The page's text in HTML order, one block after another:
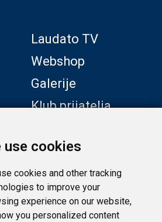
use cookies
cookies and other tracking
to improve your
experience on our website,
you personalized content
Laudato TV
Webshop
Galerije
Klub prijatelja
|Uvjeti i privatnost